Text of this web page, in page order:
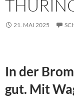
21. MAI 2025
In der
gut. Mit